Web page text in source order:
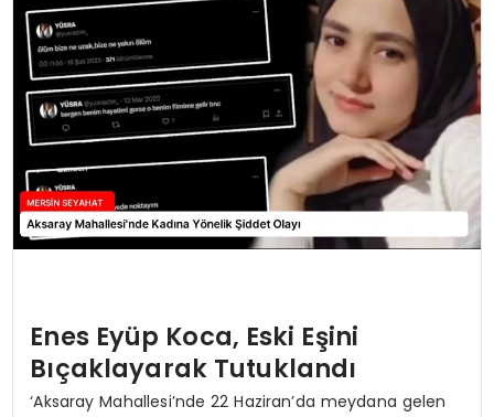
Enes Eyüp Koca, Eski Eşini
Bıçaklayarak Tutuklandı
‘Aksaray Mahallesi’nde 22 Haziran’da meydana gelen